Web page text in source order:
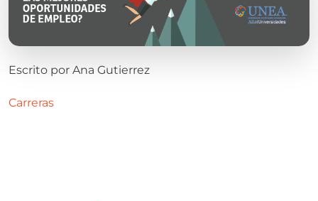
Escrito por Ana Gutierrez
Carreras